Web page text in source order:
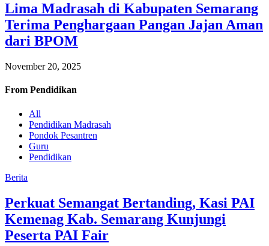
Lima Madrasah di Kabupaten Semarang
Terima Penghargaan Pangan Jajan Aman
dari BPOM
November 20, 2025
From Pendidikan
All
Pendidikan Madrasah
Pondok Pesantren
Guru
Pendidikan
Berita
Perkuat Semangat Bertanding, Kasi PAI
Kemenag Kab. Semarang Kunjungi
Peserta PAI Fair